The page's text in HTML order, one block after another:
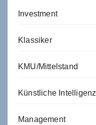
Investment
Klassiker
KMU/Mittelstand
Künstliche Intelligenz
Management